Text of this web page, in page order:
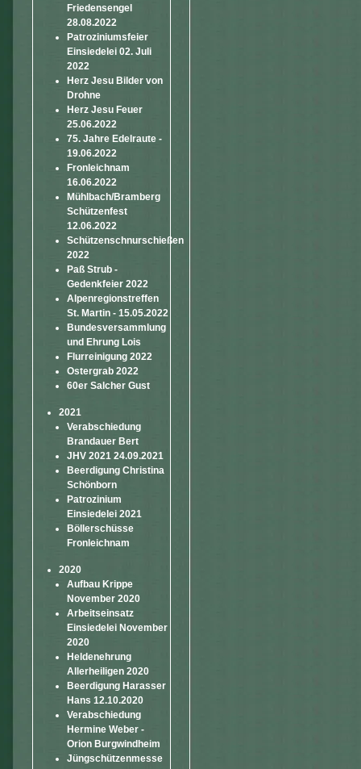
Friedensengel
28.08.2022
Patroziniumsfeier
Einsiedelei 02. Juli
2022
Herz Jesu Bilder von
Drohne
Herz Jesu Feuer
25.06.2022
75. Jahre Edelraute -
19.06.2022
Fronleichnam
16.06.2022
Mühlbach/Bramberg
Schützenfest
12.06.2022
Schützenschnurschießen
2022
Paß Strub -
Gedenkfeier 2022
Alpenregionstreffen
St. Martin - 15.05.2022
Bundesversammlung
und Ehrung Lois
Flurreinigung 2022
Ostergrab 2022
60er Salcher Gust
2021
Verabschiedung
Brandauer Bert
JHV 2021 24.09.2021
Beerdigung Christina
Schönborn
Patrozinium
Einsiedelei 2021
Böllerschüsse
Fronleichnam
2020
Aufbau Krippe
November 2020
Arbeitseinsatz
Einsiedelei November
2020
Heldenehrung
Allerheiligen 2020
Beerdigung Harasser
Hans 12.10.2020
Verabschiedung
Hermine Weber -
Orion Burgwindheim
Jüngschützenmesse